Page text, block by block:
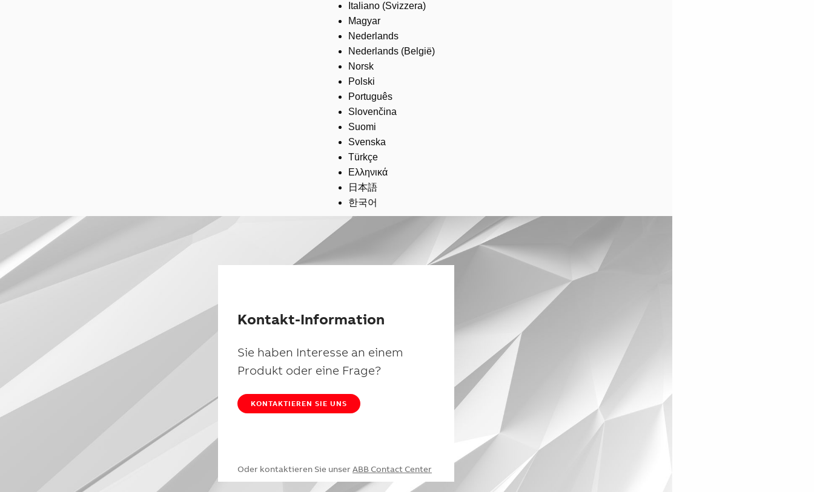
Italiano (Svizzera)
Magyar
Nederlands
Nederlands (België)
Norsk
Polski
Português
Slovenčina
Suomi
Svenska
Türkçe
Ελληνικά
日本語
한국어
Kontakt-Information
Sie haben Interesse an einem
Produkt oder eine Frage?
KONTAKTIEREN SIE UNS
Oder kontaktieren Sie unser ABB Contact Center